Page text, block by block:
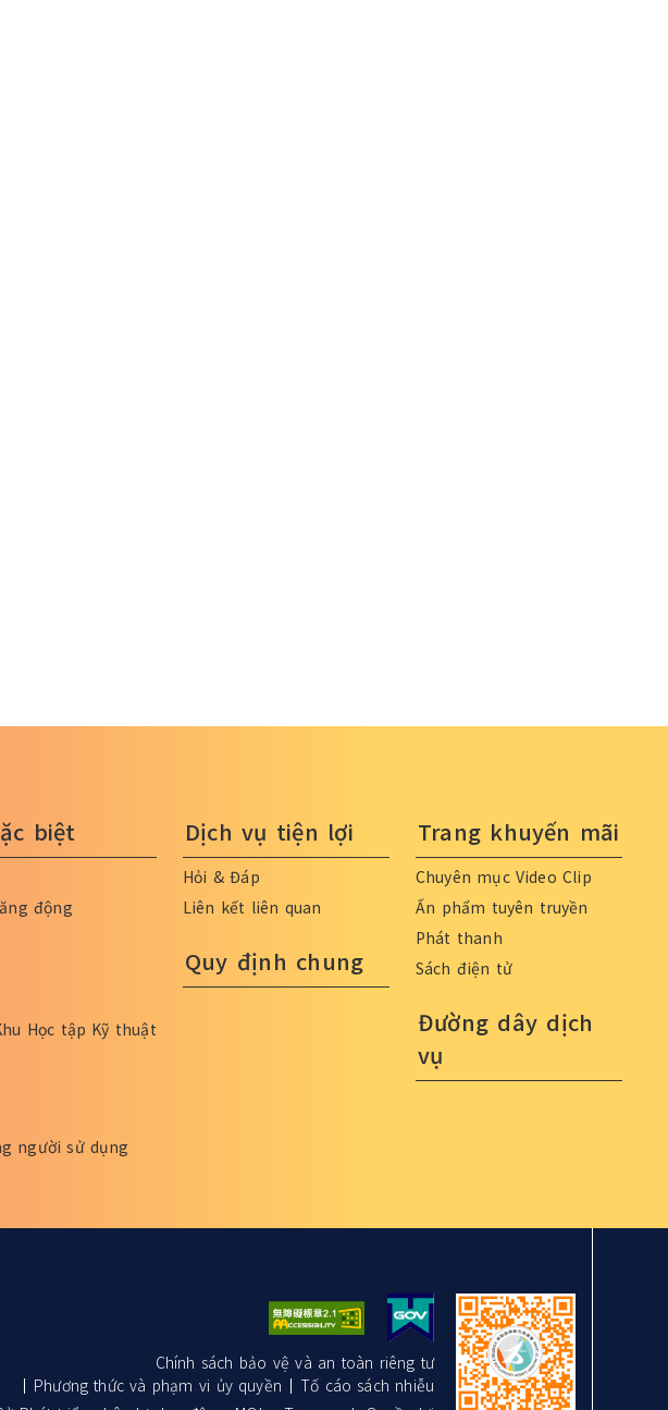
biệt
động
Học tập Kỹ thuật
người sử dụng
Dịch vụ tiện lợi
Hỏi & Đáp
Liên kết liên quan
Quy định chung
Trang khuyến mãi
Chuyên mục Video Clip
Ấn phẩm tuyên truyền
Phát thanh
Sách điện tử
Đường dây dịch
vụ
Chính sách bảo vệ và an toàn riêng tư
Phương thức và phạm vi ủy quyền
Tố cáo sách nhiễu